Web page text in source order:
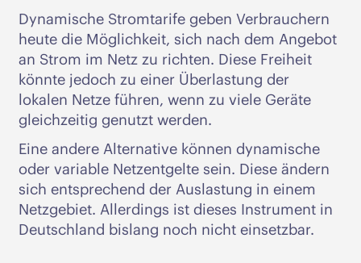
Dynamische Stromtarife geben Verbrauchern
heute die Möglichkeit, sich nach dem Angebot
an Strom im Netz zu richten. Diese Freiheit
könnte jedoch zu einer Überlastung der
lokalen Netze führen, wenn zu viele Geräte
gleichzeitig genutzt werden.
Eine andere Alternative können dynamische
oder variable Netzentgelte sein. Diese ändern
sich entsprechend der Auslastung in einem
Netzgebiet. Allerdings ist dieses Instrument in
Deutschland bislang noch nicht einsetzbar.